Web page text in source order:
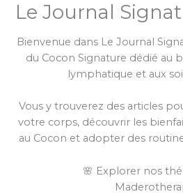
Le Journal
Bienvenue dans Le Journal
du Cocon Signature dédié au
lymphatique et aux
Vous y trouverez des articles
votre corps, découvrir les
au Cocon et adopter des
🌸 Explorer nos